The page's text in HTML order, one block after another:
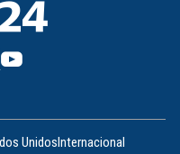
UnidosInternacional